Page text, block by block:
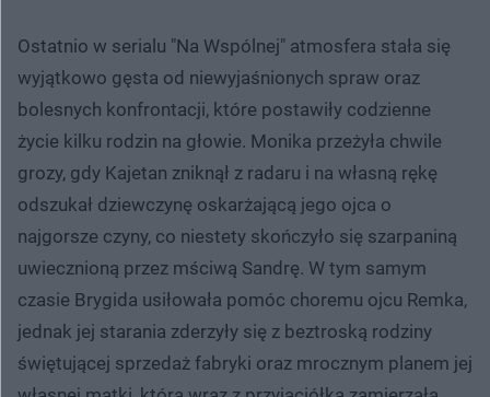
Ostatnio w serialu "Na Wspólnej" atmosfera stała się
wyjątkowo gęsta od niewyjaśnionych spraw oraz
bolesnych konfrontacji, które postawiły codzienne
życie kilku rodzin na głowie. Monika przeżyła chwile
grozy, gdy Kajetan zniknął z radaru i na własną rękę
odszukał dziewczynę oskarżającą jego ojca o
najgorsze czyny, co niestety skończyło się szarpaniną
uwiecznioną przez mściwą Sandrę. W tym samym
czasie Brygida usiłowała pomóc choremu ojcu Remka,
jednak jej starania zderzyły się z beztroską rodziny
świętującej sprzedaż fabryki oraz mrocznym planem jej